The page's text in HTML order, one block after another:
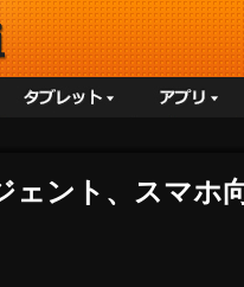
ェント、スマホ